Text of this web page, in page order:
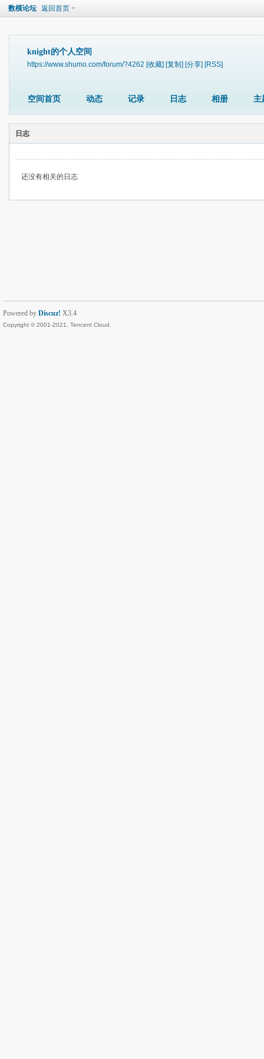
数模论坛 返回首页
knight的个人空间
https://www.shumo.com/forum/?4262 [收藏] [复制] [分享] [RSS]
空间首页 动态 记录 日志 相册 主
日志
还没有相关的日志
Powered by Discuz! X3.4
Copyright © 2001-2021, Tencent Cloud.